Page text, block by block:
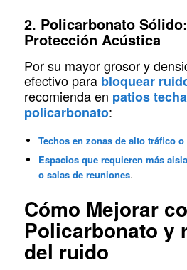
2. Policarbonato
Protección Acústica
Por su mayor grosor y
efectivo para bloquear
recomienda en patios
policarbonato:
Techos en zonas de alto tráfico
Espacios que requieren más
o salas de reuniones.
Cómo Mejorar
Policarbonato y
del ruido